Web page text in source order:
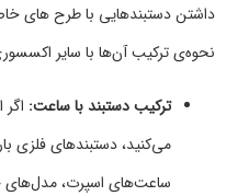
داشتن دستبندهایی با طرح‌ های
نحوه‌ی ترکیب آن‌ها با سایر
ترکیب دستبند با ساعت:
می‌کنید، دستبندهای فلزی
ساعت‌های اسپرت، مدل‌های